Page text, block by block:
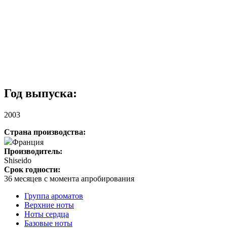
Год выпуска:
2003
Страна производства:
Франция
Производитель:
Shiseido
Срок годности:
36 месяцев с момента апробирования
Группа ароматов
Верхние ноты
Ноты сердца
Базовые ноты